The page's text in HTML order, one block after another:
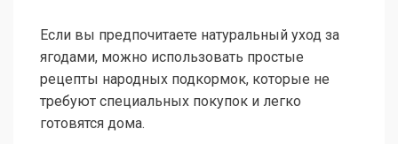
Если вы предпочитаете натуральный уход за
ягодами, можно использовать простые
рецепты народных подкормок, которые не
требуют специальных покупок и легко
готовятся дома.